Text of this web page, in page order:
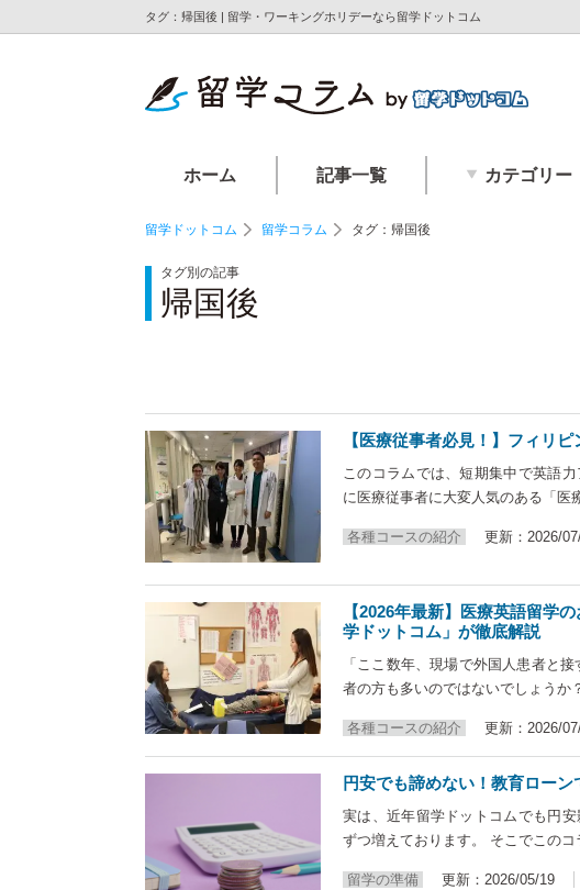
タグ：帰国後 | 留学・ワーキングホリデーなら留学ドットコム
ホーム 記事一覧 カテゴリー
留学ドットコム 留学コラム タグ：帰国後
タグ別の記事
帰国後
【医療従事者必見！】フィリ
このコラムでは、短期集中で英語
に医療従事者に大変人気のある「
各種コースの紹介 更新：2026/
【2026年最新】医療英語留学
学ドットコム」が徹底解説
「ここ数年、現場で外国人患者と
者の方も多いのではないでしょう
各種コースの紹介 更新：2026/
円安でも諦めない！教育ロー
実は、近年留学ドットコムでも円
ずつ増えております。 そこでこの
留学の準備 更新：2026/05/19